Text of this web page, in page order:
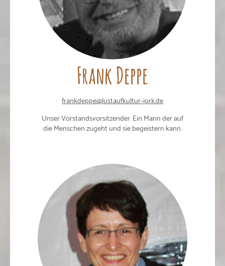
Frank Deppe
frankdeppe@lustaufkultur-jork.de
Unser Vorstandsvorsitzender. Ein Mann der auf
die Menschen zugeht und sie begeistern kann.